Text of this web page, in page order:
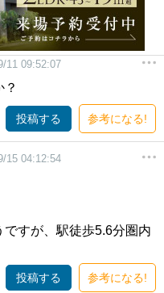
11 09:52:07
投稿する 参考になる!
15 04:12:54
すが、駅徒歩5.6分圏内
投稿する 参考になる!